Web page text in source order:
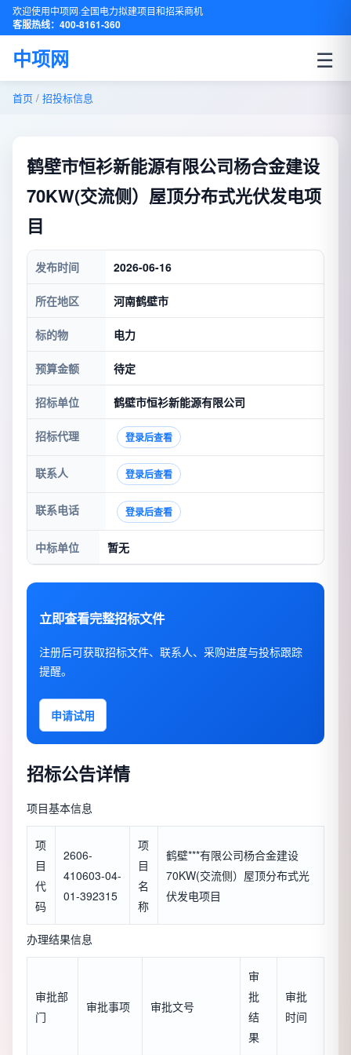
欢迎使用中项网·全国电力拟建项目和招采商机
客服热线：400-8161-360
中项网 ☰
首页 / 招投标信息
鹤壁市恒衫新能源有限公司杨合金建设
70KW(交流侧）屋顶分布式光伏发电项
目
发布时间 2026-06-16
所在地区 河南鹤壁市
标的物 电力
预算金额 待定
招标单位 鹤壁市恒衫新能源有限公司
招标代理 登录后查看
联系人 登录后查看
联系电话 登录后查看
中标单位 暂无
立即查看完整招标文件
注册后可获取招标文件、联系人、采购进度与投标跟踪
提醒。
申请试用
招标公告详情
项目基本信息
项
目
代
码
2606-
410603-04-
01-392315
项
目
名
称
鹤壁***有限公司杨合金建设
70KW(交流侧）屋顶分布式光
伏发电项目
办理结果信息
审批部
门
审批事项 审批文号
审
批
结
果
审批
时间